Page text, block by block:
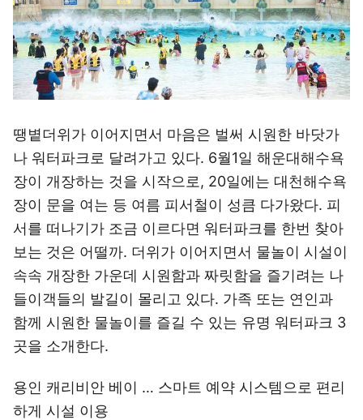
땡볕더위가 이어지면서 마음은 벌써 시원한 바닷가
나 워터파크로 달려가고 있다. 6월1일 해운대해수욕
장이 개장하는 것을 시작으로, 20일에는 대천해수욕
장이 문을 여는 등 여름 피서철이 성큼 다가왔다. 피
서를 떠나기가 조금 이르다면 워터파크를 한번 찾아
보는 것은 어떨까. 더위가 이어지면서 물놀이 시설이
속속 개장한 가운데 시원함과 짜릿함을 즐기려는 나
들이객들의 발길이 몰리고 있다. 가족 또는 연인과
함께 시원한 물놀이를 즐길 수 있는 유명 워터파크 3
곳을 소개한다.
용인 캐리비안 베이 … 스마트 예약 시스템으로 편리
하게 시설 이용